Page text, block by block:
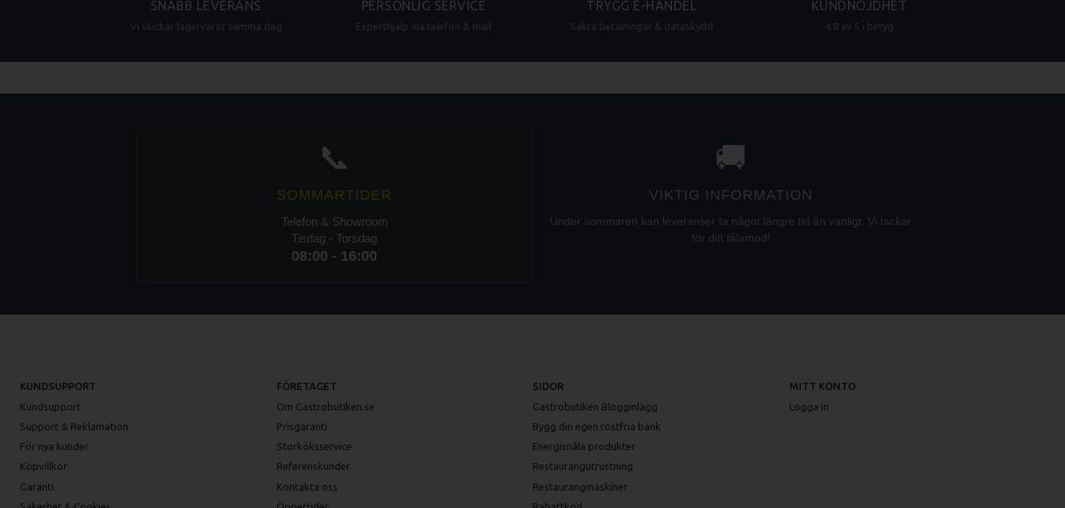
SNABB LEVERANS
Vi skickar lagervaror samma dag
PERSONLIG SERVICE
Experthjälp via telefon & mail
TRYGG E-HANDEL
Säkra betalningar & dataskydd
KUNDNÖJDHET
4.8 av 5 i betyg
📞
SOMMARTIDER
Telefon & Showroom
Tisdag - Torsdag
08:00 - 16:00
🚚
VIKTIG INFORMATION
Under sommaren kan leveranser ta något längre tid än vanligt. Vi tackar
för ditt tålamod!
KUNDSUPPORT
Kundsupport
Support & Reklamation
För nya kunder
Köpvillkor
Garanti
FÖRETAGET
Om Gastrobutiken.se
Prisgaranti
Storköksservice
Referenskunder
Kontakta oss
SIDOR
Gastrobutiken Blogginlägg
Bygg din egen rostfria bänk
Energisnåla produkter
Restaurangutrustning
Restaurangmaskiner
MITT KONTO
Logga in